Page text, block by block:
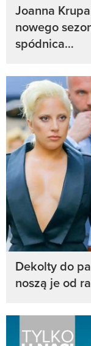
Joanna
nowego
spódnica…
Dekolty do
noszą je od